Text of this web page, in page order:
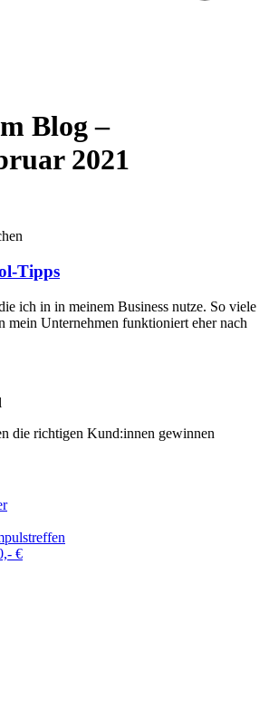
Blog –
2021
Tipps
ich in in meinem Business nutze. So viele
mein Unternehmen funktioniert eher nach
die richtigen Kund:innen gewinnen
€